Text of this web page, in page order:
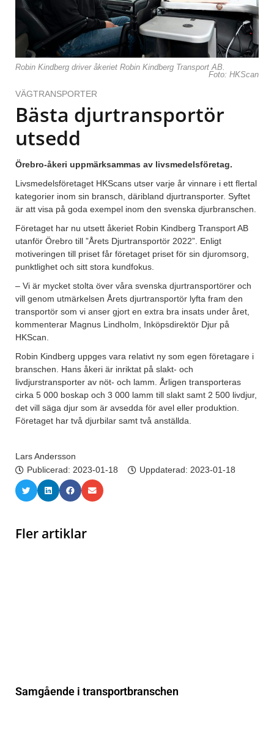
Robin Kindberg driver åkeriet Robin Kindberg Transport AB.
Foto: HKScan
VÄGTRANSPORTER
Bästa djurtransportör
utsedd
Örebro-åkeri uppmärksammas av livsmedelsföretag.
Livsmedelsföretaget HKScans utser varje år vinnare i ett flertal
kategorier inom sin bransch, däribland djurtransporter. Syftet
är att visa på goda exempel inom den svenska djurbranschen.
Företaget har nu utsett åkeriet Robin Kindberg Transport AB
utanför Örebro till ”Årets Djurtransportör 2022”. Enligt
motiveringen till priset får företaget priset för sin djuromsorg,
punktlighet och sitt stora kundfokus.
– Vi är mycket stolta över våra svenska djurtransportörer och
vill genom utmärkelsen Årets djurtransportör lyfta fram den
transportör som vi anser gjort en extra bra insats under året,
kommenterar Magnus Lindholm, Inköpsdirektör Djur på
HKScan.
Robin Kindberg uppges vara relativt ny som egen företagare i
branschen. Hans åkeri är inriktat på slakt- och
livdjurstransporter av nöt- och lamm. Årligen transporteras
cirka 5 000 boskap och 3 000 lamm till slakt samt 2 500 livdjur,
det vill säga djur som är avsedda för avel eller produktion.
Företaget har två djurbilar samt två anställda.
Lars Andersson
Publicerad: 2023-01-18 Uppdaterad: 2023-01-18
Fler artiklar
Samgående i transportbranschen